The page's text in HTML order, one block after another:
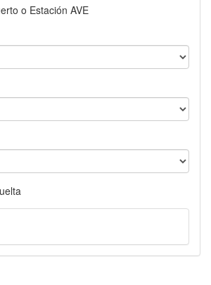
o Estación AVE